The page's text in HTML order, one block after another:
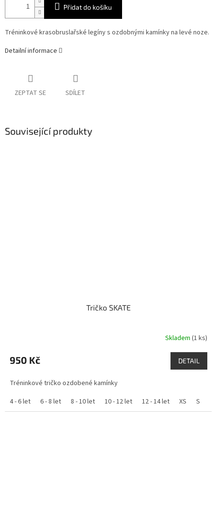
Přidat do košíku
Tréninkové krasobruslařské legíny s ozdobnými kamínky na levé noze.
Detailní informace
ZEPTAT SE SDÍLET
Související produkty
Tričko SKATE
Skladem (1 ks)
950 Kč DETAIL
Tréninkové tričko ozdobené kamínky
4 - 6 let
6 - 8 let 8 - 10 let 10 - 12 let 12 - 14 let XS S